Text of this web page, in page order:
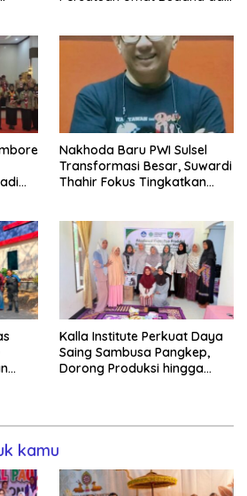
Nakhoda Baru PWI Sulsel
Transformasi Besar, Suwardi
Thahir Fokus Tingkatkan
Kalla Institute Perkuat Daya
Saing Sambusa Pangkep,
Dorong Produksi hingga
kamu